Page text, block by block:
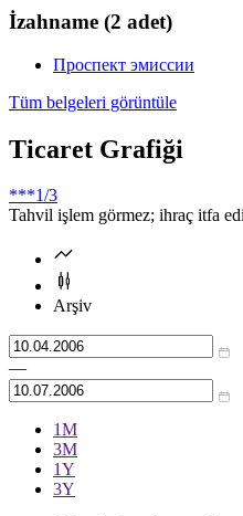
İzahname (2 adet)
Проспект эмиссии
Tüm belgeleri görüntüle
Ticaret Grafiği
***1/3
Tahvil işlem görmez; ihraç itfa
Arşiv
—
1М
3М
1Y
3Y